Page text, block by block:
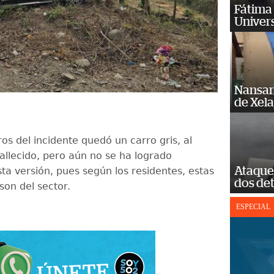
del incidente quedó un carro gris, al
pero aún no se ha logrado
versión, pues según los residentes, estas
del sector.
Fátima
de
dos
ESPECIAL